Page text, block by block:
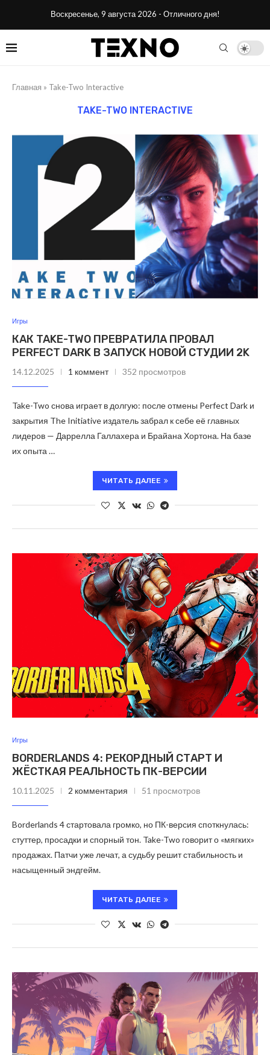
Воскресенье, 9 августа 2026 - Отличного дня!
Главная » Take-Two Interactive
TAKE-TWO INTERACTIVE
Игры
КАК TAKE-TWO ПРЕВРАТИЛА ПРОВАЛ
PERFECT DARK В ЗАПУСК НОВОЙ СТУДИИ 2K
14.12.2025 1 коммент 352 просмотров
Take-Two снова играет в долгую: после отмены Perfect Dark и
закрытия The Initiative издатель забрал к себе её главных
лидеров — Даррелла Галлахера и Брайана Хортона. На базе
их опыта …
ЧИТАТЬ ДАЛЕЕ
Игры
BORDERLANDS 4: РЕКОРДНЫЙ СТАРТ И
ЖЁСТКАЯ РЕАЛЬНОСТЬ ПК-ВЕРСИИ
10.11.2025 2 комментария 51 просмотров
Borderlands 4 стартовала громко, но ПК-версия споткнулась:
стуттер, просадки и спорный тон. Take-Two говорит о «мягких»
продажах. Патчи уже лечат, а судьбу решит стабильность и
насыщенный эндгейм.
ЧИТАТЬ ДАЛЕЕ